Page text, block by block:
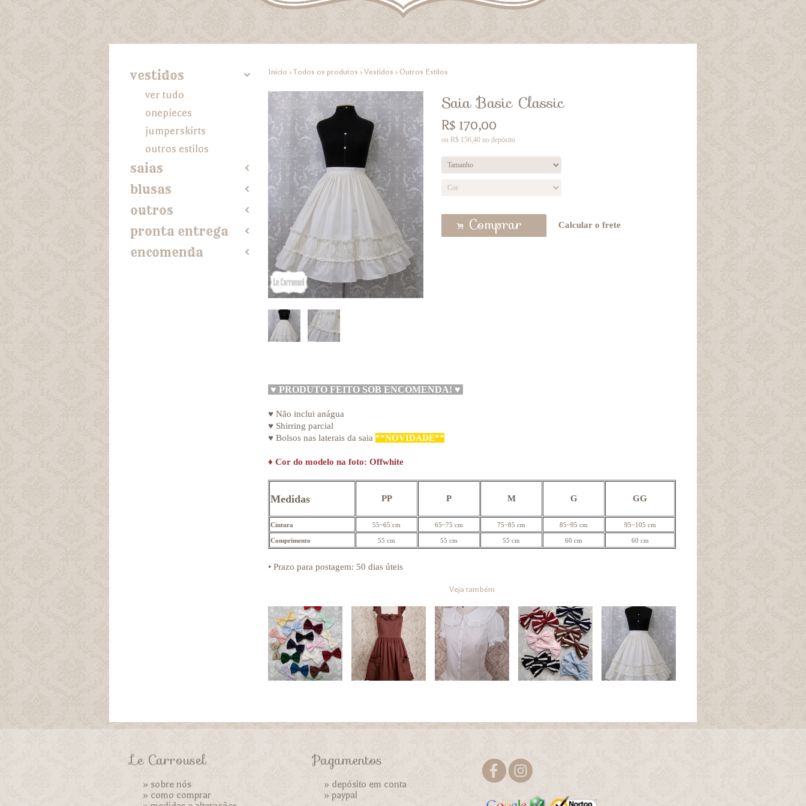
vestidos 4
ver tudo
onepieces
jumperskirts
outros estilos
saias 2
blusas 2
outros 2
pronta entrega 2
encomenda 2
Início › Todos os produtos › Vestidos › Outros Estilos
Saia Basic Classic
R$ 170,00
ou R$ 156,40 no depósito
. Comprar Calcular o frete
♥ PRODUTO FEITO SOB ENCOMENDA! ♥
♥ Não inclui anágua
♥ Shirring parcial
♥ Bolsos nas laterais da saia **NOVIDADE**
♦ Cor do modelo na foto: Offwhite
Medidas PP P M G GG
Cintura 55~65 cm 65~75 cm 75~85 cm 85~95 cm 95~105 cm
Comprimento 55 cm 55 cm 55 cm 60 cm 60 cm
• Prazo para postagem: 50 dias úteis
Veja também
Le Carrousel
»sobre nós
» como comprar
Pagamentos
» depósito em conta
»paypal